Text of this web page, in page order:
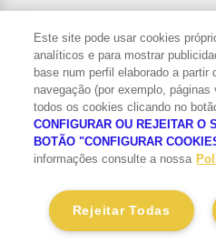
Partilhe o Crédito
sociais ou
Subscrever
Tratamento de Dados
Este site pode usar cookies
analíticos e para mostrar
base num perfil elaborado a partir
navegação (por exemplo,
todos os cookies clicando no
CONFIGURAR OU REJEITAR O
BOTÃO "CONFIGURAR
informações consulte a nossa
Rejeitar Todas